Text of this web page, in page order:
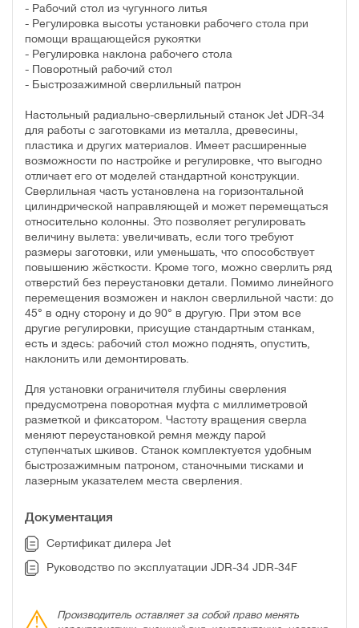
- Рабочий стол из чугунного литья
- Регулировка высоты установки рабочего стола при
помощи вращающейся рукоятки
- Регулировка наклона рабочего стола
- Поворотный рабочий стол
- Быстрозажимной сверлильный патрон
Настольный радиально-сверлильный станок Jet JDR-34
для работы с заготовками из металла, древесины,
пластика и других материалов. Имеет расширенные
возможности по настройке и регулировке, что выгодно
отличает его от моделей стандартной конструкции.
Сверлильная часть установлена на горизонтальной
цилиндрической направляющей и может перемещаться
относительно колонны. Это позволяет регулировать
величину вылета: увеличивать, если того требуют
размеры заготовки, или уменьшать, что способствует
повышению жёсткости. Кроме того, можно сверлить ряд
отверстий без переустановки детали. Помимо линейного
перемещения возможен и наклон сверлильной части: до
45° в одну сторону и до 90° в другую. При этом все
другие регулировки, присущие стандартным станкам,
есть и здесь: рабочий стол можно поднять, опустить,
наклонить или демонтировать.
Для установки ограничителя глубины сверления
предусмотрена поворотная муфта с миллиметровой
разметкой и фиксатором. Частоту вращения сверла
меняют переустановкой ремня между парой
ступенчатых шкивов. Станок комплектуется удобным
быстрозажимным патроном, станочными тисками и
лазерным указателем места сверления.
Документация
Сертификат дилера Jet
Руководство по эксплуатации JDR-34 JDR-34F
Производитель оставляет за собой право менять